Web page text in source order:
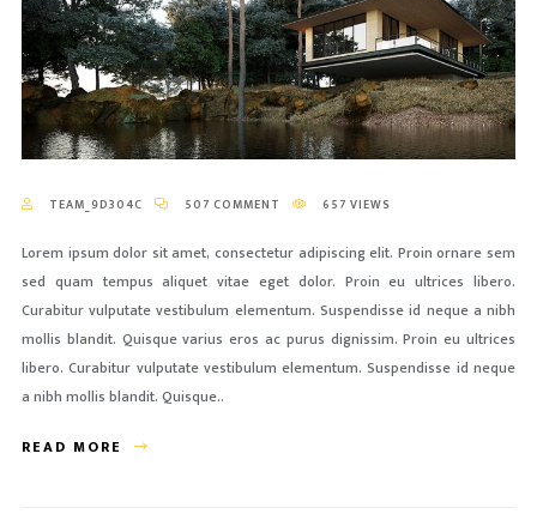
TEAM_9D304C 507 COMMENT 657 VIEWS
Lorem ipsum dolor sit amet, consectetur adipiscing elit. Proin ornare sem
sed quam tempus aliquet vitae eget dolor. Proin eu ultrices libero.
Curabitur vulputate vestibulum elementum. Suspendisse id neque a nibh
mollis blandit. Quisque varius eros ac purus dignissim. Proin eu ultrices
libero. Curabitur vulputate vestibulum elementum. Suspendisse id neque
a nibh mollis blandit. Quisque..
READ MORE